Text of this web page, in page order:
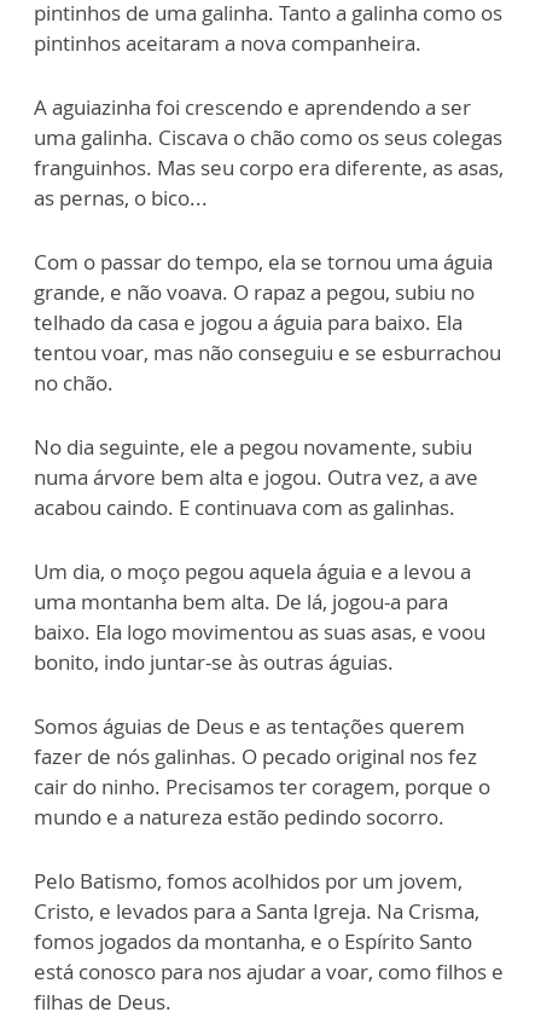
pintinhos de uma galinha. Tanto a galinha como os
pintinhos aceitaram a nova companheira.
A aguiazinha foi crescendo e aprendendo a ser
uma galinha. Ciscava o chão como os seus colegas
franguinhos. Mas seu corpo era diferente, as asas,
as pernas, o bico...
Com o passar do tempo, ela se tornou uma águia
grande, e não voava. O rapaz a pegou, subiu no
telhado da casa e jogou a águia para baixo. Ela
tentou voar, mas não conseguiu e se esburrachou
no chão.
No dia seguinte, ele a pegou novamente, subiu
numa árvore bem alta e jogou. Outra vez, a ave
acabou caindo. E continuava com as galinhas.
Um dia, o moço pegou aquela águia e a levou a
uma montanha bem alta. De lá, jogou-a para
baixo. Ela logo movimentou as suas asas, e voou
bonito, indo juntar-se às outras águias.
Somos águias de Deus e as tentações querem
fazer de nós galinhas. O pecado original nos fez
cair do ninho. Precisamos ter coragem, porque o
mundo e a natureza estão pedindo socorro.
Pelo Batismo, fomos acolhidos por um jovem,
Cristo, e levados para a Santa Igreja. Na Crisma,
fomos jogados da montanha, e o Espírito Santo
está conosco para nos ajudar a voar, como filhos e
filhas de Deus.